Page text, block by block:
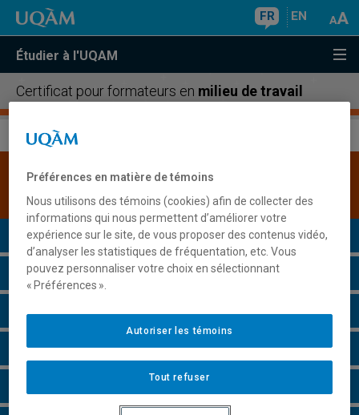
FR EN
Étudier à l'UQAM
Certificat pour formateurs en milieu de travail
Une version plus récente de ce programme est
disponible. Cliquez ici pour la consulter
Présentation du programme
Conditions d'admission
Cours à suivre et horaires
Particularités
Perspectives professionnelles
Préférences en matière de témoins
Nous utilisons des témoins (cookies) afin de collecter des
informations qui nous permettent d’améliorer votre
expérience sur le site, de vous proposer des contenus vidéo,
d’analyser les statistiques de fréquentation, etc. Vous
pouvez personnaliser votre choix en sélectionnant
« Préférences ».
Tout refuser
Autoriser les témoins